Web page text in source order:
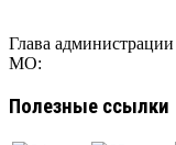
Глава администрации
МО:
Полезные ссылки